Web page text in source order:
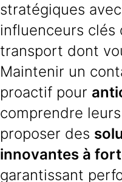
stratégiques
influenceurs clés
transport dont
Maintenir un
proactif pour
comprendre
proposer des
innovantes à
garantissant